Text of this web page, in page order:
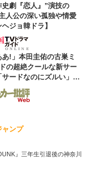
劇『恋人』”演技の
人公の深い孤独や情愛
ジョ韓ドラ】
あ!」本田圭佑の古巣ミ
の超絶クールな新サー
ードなのにズルい」
ャンプ
』三年生引退後の神奈川